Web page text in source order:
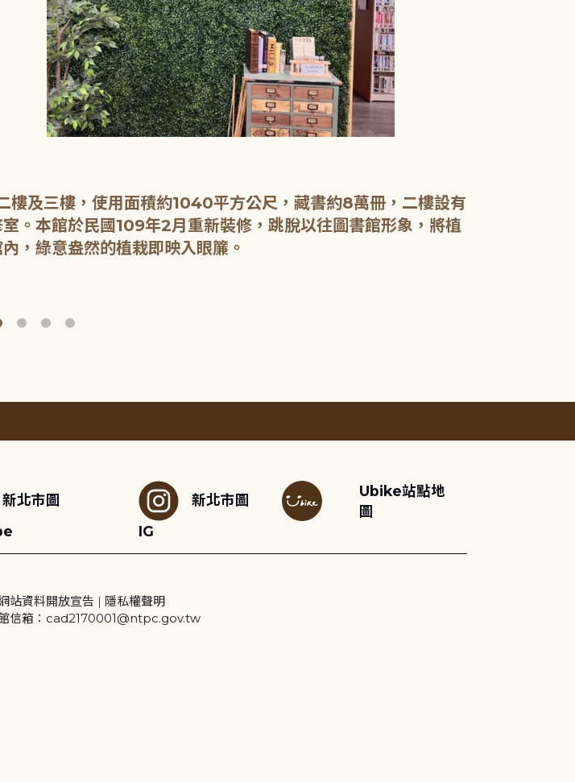
及三樓，使用面積約1040平方公尺，藏書約8萬冊，二樓設有
。本館於民國109年2月重新裝修，跳脫以往圖書館形象，將植
，綠意盎然的植栽即映入眼簾。
新北市圖
新北市圖
IG
Ubike站點地
圖
站資料開放宣告 | 隱私權聲明
信箱：cad2170001@ntpc.gov.tw